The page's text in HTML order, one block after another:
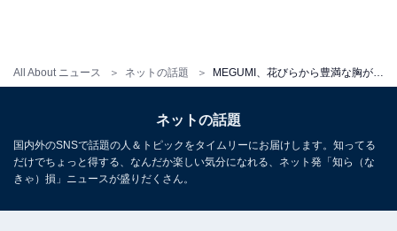
All About ニュース ネットの話題
ネットの話題
国内外のSNSで話題の人＆トピックをタイムリーにお届けします。知ってる
だけでちょっと得する、なんだか楽しい気分になれる、ネット発「知ら（な
きゃ）損」ニュースが盛りだくさん。